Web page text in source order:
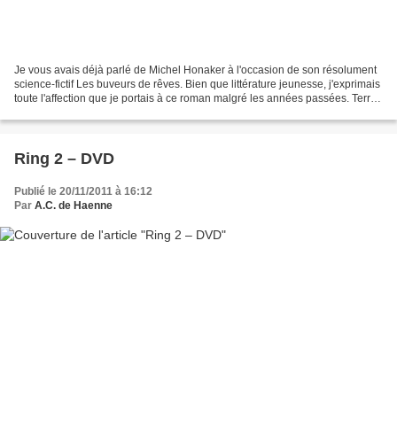
Je vous avais déjà parlé de Michel Honaker à l'occasion de son résolument
science-fictif Les buveurs de rêves. Bien que littérature jeunesse, j'exprimais
toute l'affection que je portais à ce roman malgré les années passées. Terre
Ring 2 – DVD
Publié le 20/11/2011 à 16:12
Par A.C. de Haenne